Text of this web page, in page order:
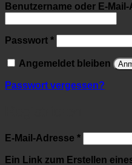
Benutzername oder E-
Passwort *Erforderlich
Angemeldet bleiben
Passwort vergessen?
E-Mail-Adresse *Erforderlich
Ein Link zum Erstellen